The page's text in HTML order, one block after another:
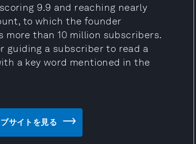
9.9 and reaching nearly
to which the founder
more than 10 million subscribers.
guiding a subscriber to read a
a key word mentioned in the
サイトを見る